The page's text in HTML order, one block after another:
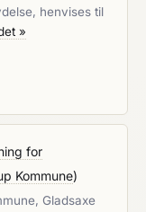
henvises til
»
for
Kommune)
Gladsaxe